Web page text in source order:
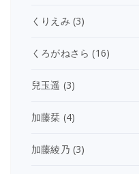
くりえみ (3)
くろがねさら (16)
兒玉遥 (3)
加藤栞 (4)
加藤綾乃 (3)